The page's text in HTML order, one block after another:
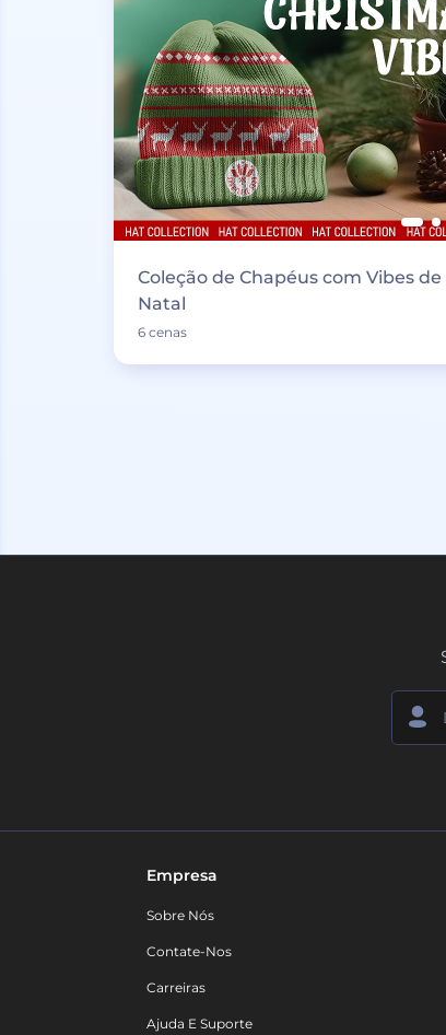
Coleção de Chapéus com Vibes de
Natal
6 cenas
Empresa
Sobre Nós
Contate-Nos
Carreiras
Ajuda E Suporte